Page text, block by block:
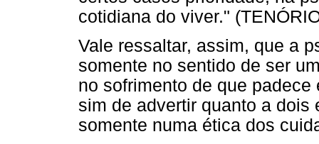
cotidiana do viver."
Vale ressaltar, assim, que a
somente no sentido de ser
no sofrimento de que
sim de advertir quanto a dois
somente numa ética dos